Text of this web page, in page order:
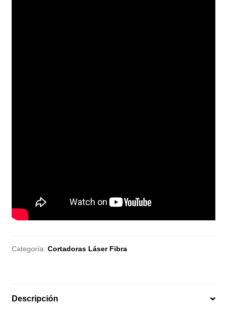
Categoría: Cortadoras Láser Fibra
Descripción